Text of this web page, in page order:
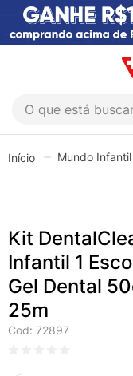
O que está
Mundo Infantil
Kit
Infantil 1
Gel Dental
25m
Cod: 72897
1º
4 º
5º